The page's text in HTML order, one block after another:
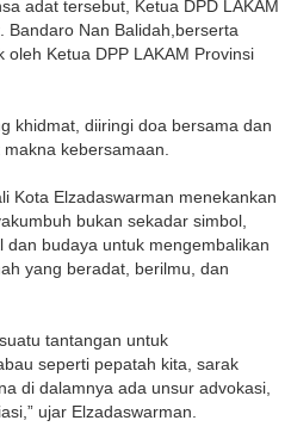
adat tersebut, Ketua DPD LAKAM
Bandaro Nan Balidah,berserta
Ketua DPP LAKAM Provinsi
khidmat, diiringi doa bersama dan
kebersamaan.
Kota Elzadaswarman menekankan
bukan sekadar simbol,
budaya untuk mengembalikan
yang beradat, berilmu, dan
tantangan untuk
seperti pepatah kita, sarak
di dalamnya ada unsur advokasi,
ujar Elzadaswarman.